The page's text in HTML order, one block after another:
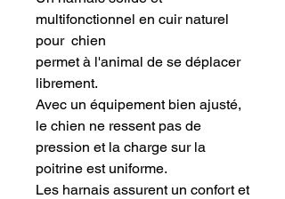
multifonctionnel en cuir naturel
pour chien
permet à l'animal de se déplacer
librement.
Avec un équipement bien ajusté,
le chien ne ressent pas de
pression et la charge sur la
poitrine est uniforme.
Les harnais assurent un confort et